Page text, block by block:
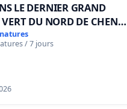
LE DERNIER GRAND
VERT DU NORD DE CHENE-
/ 7 jours